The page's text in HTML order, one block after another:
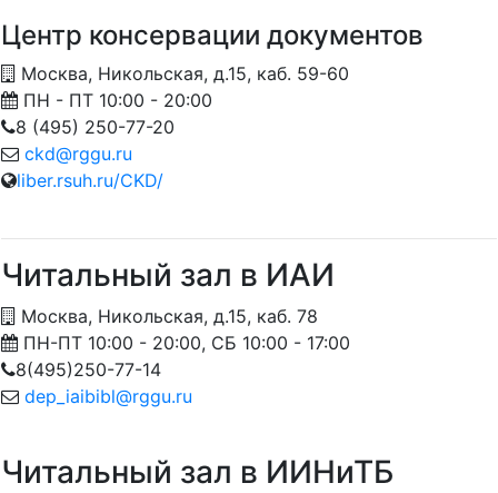
Центр консервации документов
Москва, Никольская, д.15, каб. 59-60
ПН - ПТ 10:00 - 20:00
8 (495) 250-77-20
ckd@rggu.ru
liber.rsuh.ru/CKD/
Читальный зал в ИАИ
Москва, Никольская, д.15, каб. 78
ПН-ПТ 10:00 - 20:00, СБ 10:00 - 17:00
8(495)250-77-14
dep_iaibibl@rggu.ru
Читальный зал в ИИНиТБ